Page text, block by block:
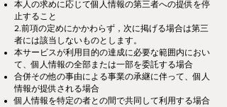
本人の求めに応じて個人情報の第三者への提供を停
止すること
2.前項の定めにかかわらず，次に掲げる場合は第三
者には該当しないものとします。
本サービスが利用目的の達成に必要な範囲内におい
て、個人情報の全部または一部を委託する場合
合併その他の事由による事業の承継に伴って、個人
情報が提供される場合
個人情報を特定の者との間で共同して利用する場合